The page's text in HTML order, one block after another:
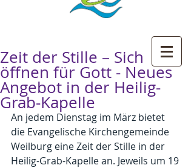
Zeit der Stille – Sich
öffnen für Gott - Neues
Angebot in der Heilig-
Grab-Kapelle
An jedem Dienstag im März bietet
die Evangelische Kirchengemeinde
Weilburg eine Zeit der Stille in der
Heilig-Grab-Kapelle an. Jeweils um 19